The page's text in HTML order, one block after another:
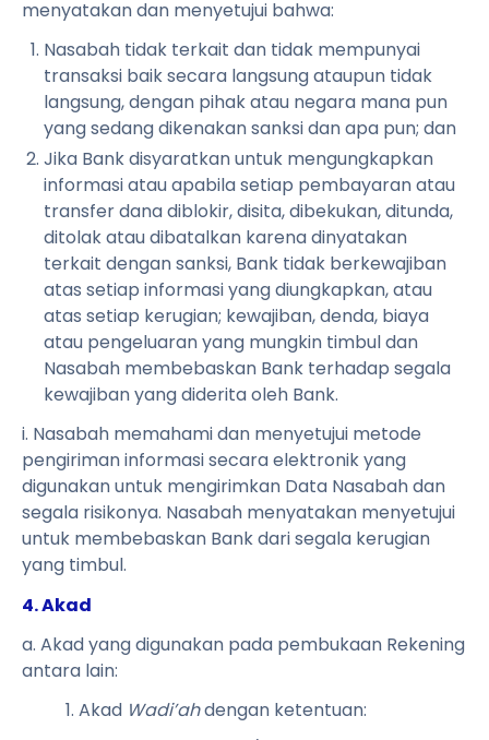
menyatakan dan menyetujui bahwa:
Nasabah tidak terkait dan tidak mempunyai
transaksi baik secara langsung ataupun tidak
langsung, dengan pihak atau negara mana pun
yang sedang dikenakan sanksi dan apa pun; dan
Jika Bank disyaratkan untuk mengungkapkan
informasi atau apabila setiap pembayaran atau
transfer dana diblokir, disita, dibekukan, ditunda,
ditolak atau dibatalkan karena dinyatakan
terkait dengan sanksi, Bank tidak berkewajiban
atas setiap informasi yang diungkapkan, atau
atas setiap kerugian; kewajiban, denda, biaya
atau pengeluaran yang mungkin timbul dan
Nasabah membebaskan Bank terhadap segala
kewajiban yang diderita oleh Bank.
i. Nasabah memahami dan menyetujui metode
pengiriman informasi secara elektronik yang
digunakan untuk mengirimkan Data Nasabah dan
segala risikonya. Nasabah menyatakan menyetujui
untuk membebaskan Bank dari segala kerugian
yang timbul.
4. Akad
a. Akad yang digunakan pada pembukaan Rekening
antara lain:
1. Akad Wadi’ahdengan ketentuan: